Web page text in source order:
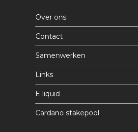
Over ons
Contact
Samenwerken
Links
E liquid
Cardano stakepool